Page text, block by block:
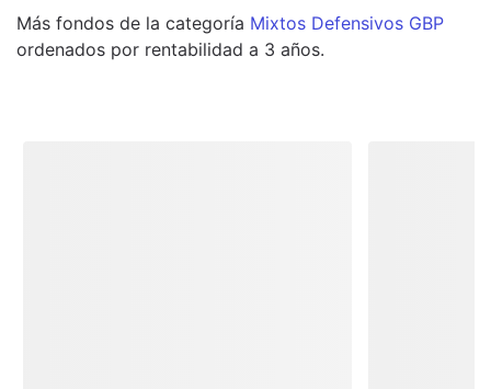
Más fondos de la categoría Mixtos Defensivos GBP
ordenados por rentabilidad a 3 años.